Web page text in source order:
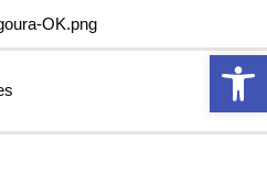
Abrir